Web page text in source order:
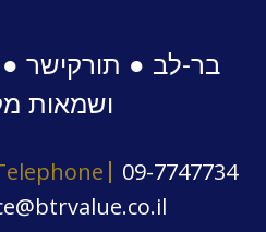
בר-לב ● תורקישר ●
ושמאות
09-7747734